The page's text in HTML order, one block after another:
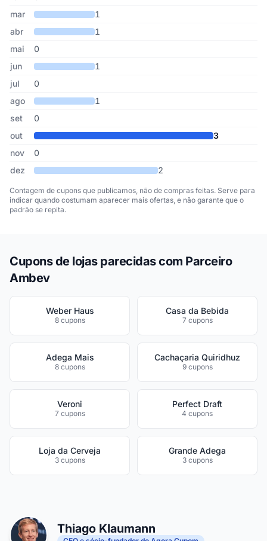
mar
1
abr
1
mai
0
jun
1
jul
0
ago
1
set
0
out
3
nov
0
dez
2
Contagem de cupons que publicamos, não de compras feitas. Serve para
indicar quando costumam aparecer mais ofertas, e não garante que o
padrão se repita.
Cupons de lojas parecidas com Parceiro
Ambev
Weber Haus
8 cupons
Casa da Bebida
7 cupons
Adega Mais
8 cupons
Cachaçaria Quiridhuz
9 cupons
Veroni
7 cupons
Perfect Draft
4 cupons
Loja da Cerveja
3 cupons
Grande Adega
3 cupons
Thiago Klaumann